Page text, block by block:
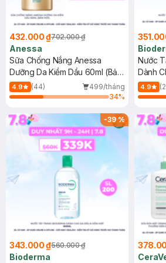
432.000 ₫702.000 ₫
Anessa
Sữa Chống Nắng Anessa
Dưỡng Da Kiềm Dầu 60ml (Bản
Mới)
4.9 (44)
499/tháng
34%
Nước
Dành
4.9
-39%
343.000 ₫560.000 ₫
Bioderma